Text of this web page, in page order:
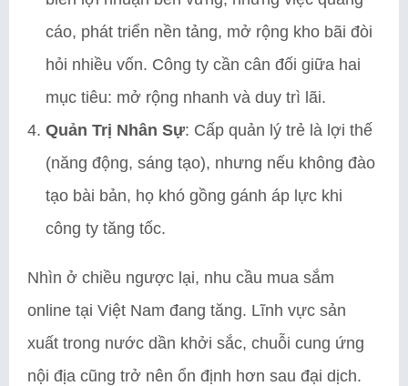
cáo, phát triển nền tảng, mở rộng kho bãi đòi
hỏi nhiều vốn. Công ty cần cân đối giữa hai
mục tiêu: mở rộng nhanh và duy trì lãi.
Quản Trị Nhân Sự: Cấp quản lý trẻ là lợi thế
(năng động, sáng tạo), nhưng nếu không đào
tạo bài bản, họ khó gồng gánh áp lực khi
công ty tăng tốc.
Nhìn ở chiều ngược lại, nhu cầu mua sắm
online tại Việt Nam đang tăng. Lĩnh vực sản
xuất trong nước dần khởi sắc, chuỗi cung ứng
nội địa cũng trở nên ổn định hơn sau đại dịch.